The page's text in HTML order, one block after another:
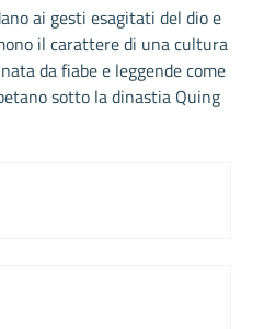
ai gesti esagitati del dio e
il carattere di una cultura
da fiabe e leggende come
sotto la dinastia Quing